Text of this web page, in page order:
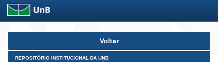
Skip
Voltar
REPOSITÓRIO INSTITUCIONAL DA UNB